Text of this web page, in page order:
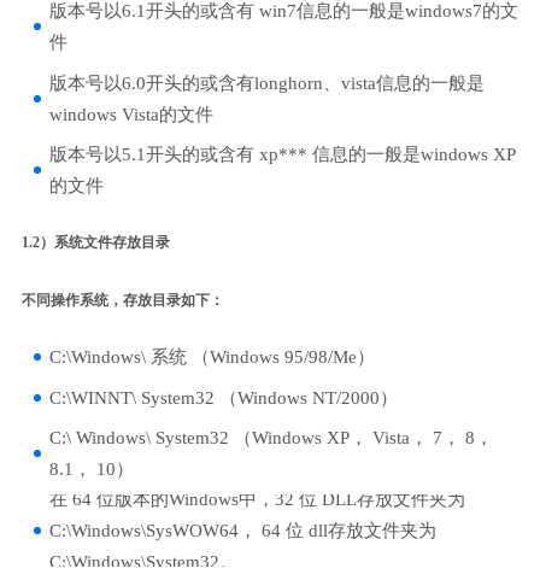
版本号以6.1开头的或含有 win7信息的一般是windows7的文
件
版本号以6.0开头的或含有longhorn、vista信息的一般是
windows Vista的文件
版本号以5.1开头的或含有 xp*** 信息的一般是windows XP
的文件
1.2）系统文件存放目录
不同操作系统，存放目录如下：
C:\Windows\ 系统 （Windows 95/98/Me）
C:\WINNT\ System32 （Windows NT/2000）
C:\ Windows\ System32 （Windows XP， Vista， 7， 8，
8.1， 10）
在 64 位版本的Windows中，32 位 DLL存放文件夹为
C:\Windows\SysWOW64， 64 位 dll存放文件夹为
C:\Windows\System32。